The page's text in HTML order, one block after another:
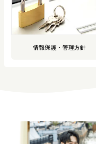
情報保護・管理方針